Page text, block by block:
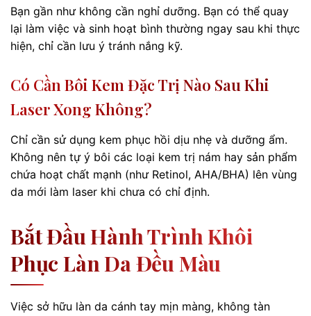
Bạn gần như không cần nghỉ dưỡng. Bạn có thể quay
lại làm việc và sinh hoạt bình thường ngay sau khi thực
hiện, chỉ cần lưu ý tránh nắng kỹ.
Có Cần Bôi Kem Đặc Trị Nào Sau Khi
Laser Xong Không?
Chỉ cần sử dụng kem phục hồi dịu nhẹ và dưỡng ẩm.
Không nên tự ý bôi các loại kem trị nám hay sản phẩm
chứa hoạt chất mạnh (như Retinol, AHA/BHA) lên vùng
da mới làm laser khi chưa có chỉ định.
Bắt Đầu Hành Trình Khôi
Phục Làn Da Đều Màu
Việc sở hữu làn da cánh tay mịn màng, không tàn